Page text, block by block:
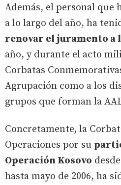
Además, el personal que
a lo largo del año, ha
renovar el juramento a
año, y durante el acto
Corbatas
Agrupación como a los
grupos que forman la
Concretamente, la
Operaciones por su
Operación Kosovo
hasta mayo de 2006, ha